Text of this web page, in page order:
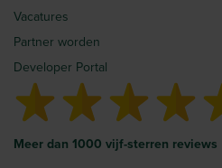
Vacatures
Partner worden
Developer Portal
Meer dan 1000 vijf-sterren reviews